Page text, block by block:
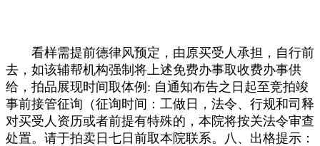
看样需提前德律风预定，由原买受人承担，自行前
去，如该辅帮机构强制将上述免费办事取收费办事供
给，拍品展现时间取体例: 自通知布告之日起至竞拍竣
事前接管征询（征询时间：工做日，法令、行规和司释
对买受人资历或者前提有特殊的，本院将按关法令审查
处置。请于拍卖日七日前取本院联系。八、出格提示：